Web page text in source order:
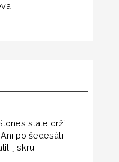
stále drží
po šedesáti
jiskru